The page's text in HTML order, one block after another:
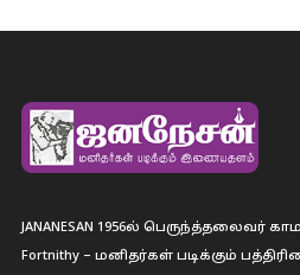
JANANESAN 1956ல் பெருந்த்தலைவர்
Fortnithy – மனிதர்கள் படிக்கும்